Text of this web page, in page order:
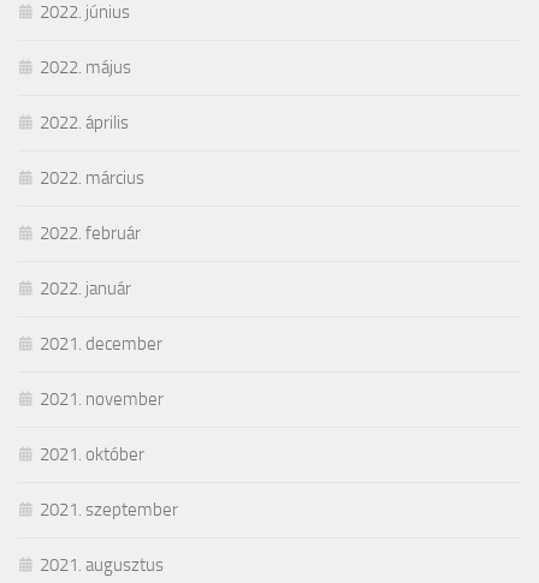
2022. június
2022. május
2022. április
2022. március
2022. február
2022. január
2021. december
2021. november
2021. október
2021. szeptember
2021. augusztus